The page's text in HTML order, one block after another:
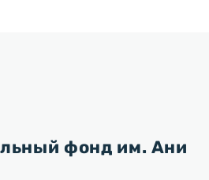
фонд им. Ани